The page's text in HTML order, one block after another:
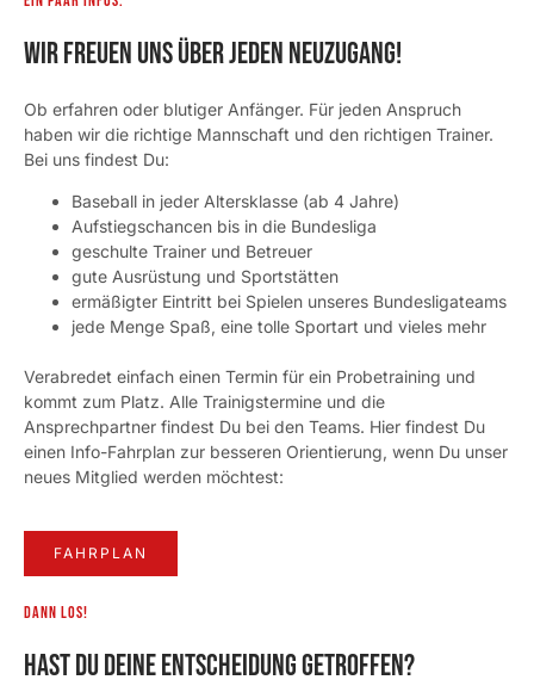
Wir freuen uns über jeden Neuzugang!
Ob erfahren oder blutiger Anfänger. Für jeden Anspruch
haben wir die richtige Mannschaft und den richtigen Trainer.
Bei uns findest Du:
Baseball in jeder Altersklasse (ab 4 Jahre)
Aufstiegschancen bis in die Bundesliga
geschulte Trainer und Betreuer
gute Ausrüstung und Sportstätten
ermäßigter Eintritt bei Spielen unseres Bundesligateams
jede Menge Spaß, eine tolle Sportart und vieles mehr
Verabredet einfach einen Termin für ein Probetraining und
kommt zum Platz. Alle Trainigstermine und die
Ansprechpartner findest Du bei den Teams. Hier findest Du
einen Info-Fahrplan zur besseren Orientierung, wenn Du unser
neues Mitglied werden möchtest:
FAHRPLAN
Dann los!
Hast Du Deine Entscheidung getroffen?